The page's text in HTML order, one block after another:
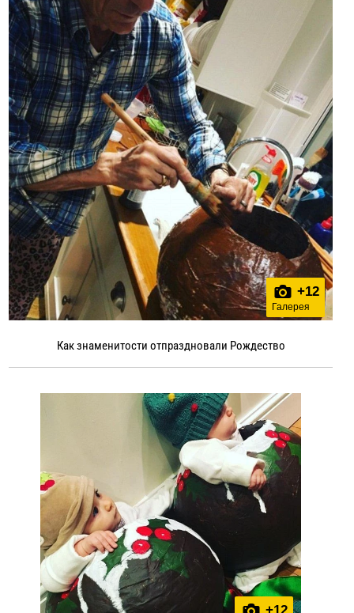
+12
Галерея
Как знаменитости отпраздновали Рождество